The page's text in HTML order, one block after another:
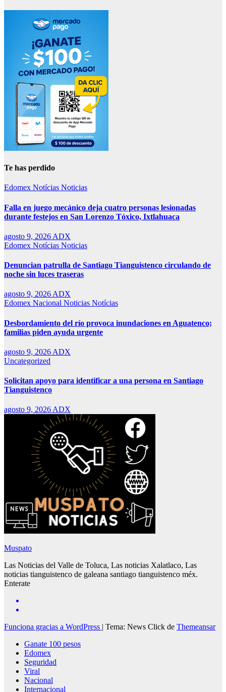
Te has perdido
Edomex Notícias Noticias
Falla en juego mecánico deja cuatro personas lesionadas
durante festejos en San Lorenzo Tóxico, Ixtlahuaca
agosto 9, 2026 ADX
Edomex Notícias Noticias
Denuncian patrulla de Santiago Tianguistenco circulando de
noche sin luces traseras
agosto 9, 2026 ADX
Edomex Nacional Noticias Notícias
Desbordamiento del río provoca inundaciones en Aguatenco;
familias piden ayuda urgente
agosto 9, 2026 ADX
Uncategorized
Solicitan apoyo para identificar a una persona en Santiago
Tianguistenco
agosto 9, 2026 ADX
Muspato
Las Noticias del Valle de Toluca, Las noticias Xalatlaco, Las
noticias tianguistenco de galeana santiago tianguistenco méx.
Enterate
Funciona gracias a WordPress | Tema: News Click de Themeansar
Ganate 100 pesos
Edomex
Seguridad
Viral
Nacional
Internacional